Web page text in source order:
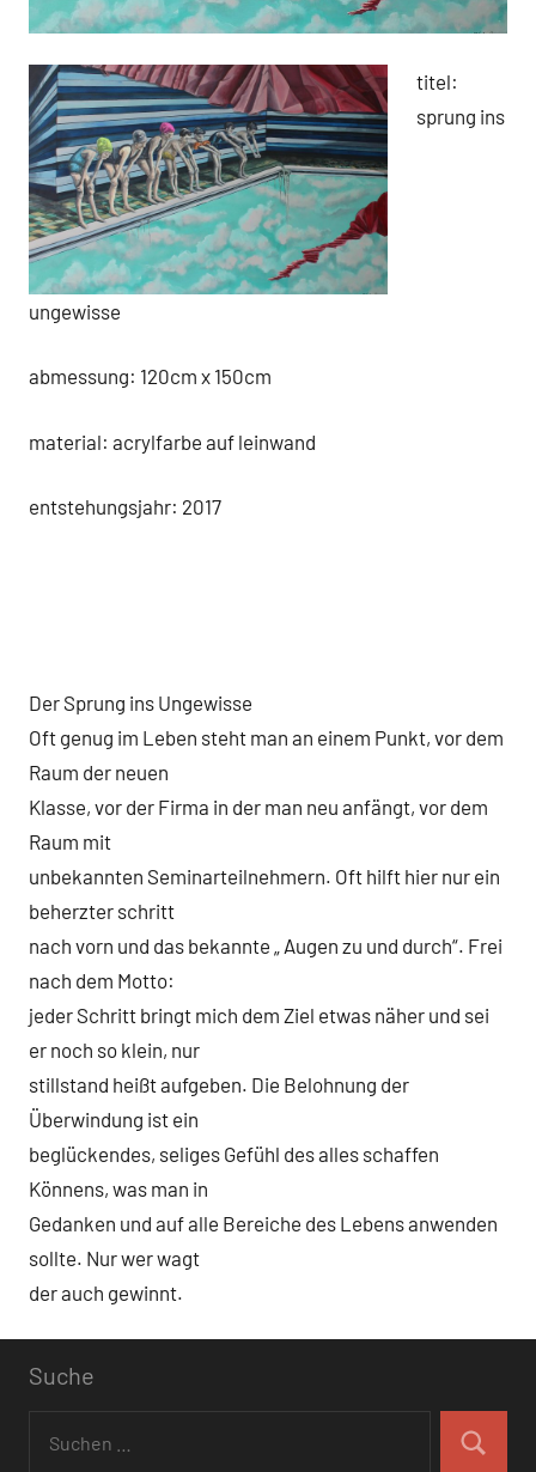
titel:
sprung ins
ungewisse
abmessung: 120cm x 150cm
material: acrylfarbe auf leinwand
entstehungsjahr: 2017
Der Sprung ins Ungewisse
Oft genug im Leben steht man an einem Punkt, vor dem
Raum der neuen
Klasse, vor der Firma in der man neu anfängt, vor dem
Raum mit
unbekannten Seminarteilnehmern. Oft hilft hier nur ein
beherzter schritt
nach vorn und das bekannte „ Augen zu und durch“. Frei
nach dem Motto:
jeder Schritt bringt mich dem Ziel etwas näher und sei
er noch so klein, nur
stillstand heißt aufgeben. Die Belohnung der
Überwindung ist ein
beglückendes, seliges Gefühl des alles schaffen
Könnens, was man in
Gedanken und auf alle Bereiche des Lebens anwenden
sollte. Nur wer wagt
der auch gewinnt.
Schlagwörter
Suche
nach:
Suchen